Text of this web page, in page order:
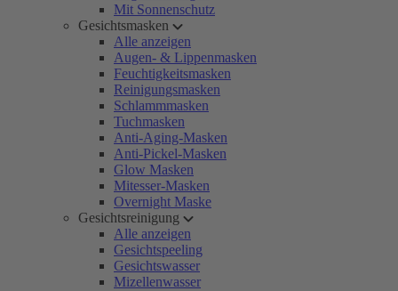
Mit Sonnenschutz
Gesichtsmasken
Alle anzeigen
Augen- & Lippenmasken
Feuchtigkeitsmasken
Reinigungsmasken
Schlammmasken
Tuchmasken
Anti-Aging-Masken
Anti-Pickel-Masken
Glow Masken
Mitesser-Masken
Overnight Maske
Gesichtsreinigung
Alle anzeigen
Gesichtspeeling
Gesichtswasser
Mizellenwasser